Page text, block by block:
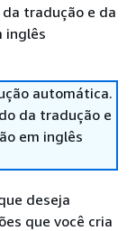
tradução e da
inglês
automática.
da tradução e
em inglês
deseja
que você cria